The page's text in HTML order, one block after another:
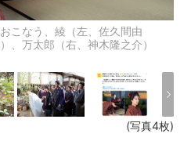
こなう、綾（左、佐久間由
、万太郎（右、神木隆之介）
(写真4枚)